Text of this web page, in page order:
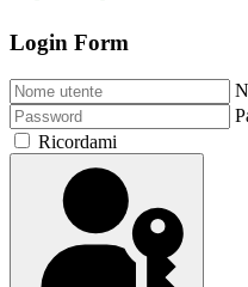
Login Form
Ricordami